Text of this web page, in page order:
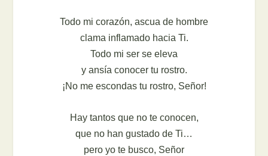
Todo mi corazón, ascua de hombre
clama inflamado hacia Ti.
Todo mi ser se eleva
y ansía conocer tu rostro.
¡No me escondas tu rostro, Señor!
Hay tantos que no te conocen,
que no han gustado de Ti…
pero yo te busco, Señor